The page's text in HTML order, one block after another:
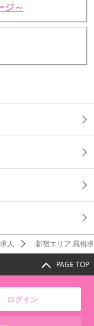
ジ～
人 新宿エリア 風俗
PAGE TOP
ログイン